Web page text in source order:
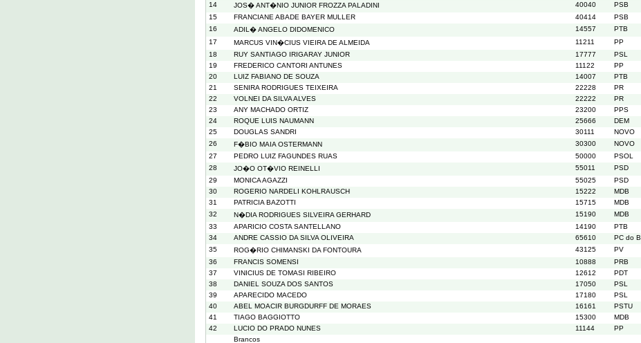
14
JOS� ANT�NIO JUNIOR FROZZA PALADINI 40040 PSB
15
FRANCIANE ABADE BAYER MULLER 40414 PSB
16
ADIL� ANGELO DIDOMENICO 14557 PTB
17
MARCUS VIN�CIUS VIEIRA DE ALMEIDA 11211 PP
18
RUY SANTIAGO IRIGARAY JUNIOR 17777 PSL
19
FREDERICO CANTORI ANTUNES 11122 PP
20
LUIZ FABIANO DE SOUZA 14007 PTB
21
SENIRA RODRIGUES TEIXEIRA 22228 PR
22
VOLNEI DA SILVA ALVES 22222 PR
23
ANY MACHADO ORTIZ 23200 PPS
24
ROQUE LUIS NAUMANN 25666 DEM
25
DOUGLAS SANDRI 30111 NOVO
26
F�BIO MAIA OSTERMANN 30300 NOVO
27
PEDRO LUIZ FAGUNDES RUAS 50000 PSOL
28
JO�O OT�VIO REINELLI 55011 PSD
29
MONICA AGAZZI 55025 PSD
30
ROGERIO NARDELI KOHLRAUSCH 15222 MDB
31
PATRICIA BAZOTTI 15715 MDB
32
N�DIA RODRIGUES SILVEIRA GERHARD 15190 MDB
33
APARICIO COSTA SANTELLANO 14190 PTB
34
ANDRE CASSIO DA SILVA OLIVEIRA 65610 PC do B
35
ROG�RIO CHIMANSKI DA FONTOURA 43125 PV
36
FRANCIS SOMENSI 10888 PRB
37
VINICIUS DE TOMASI RIBEIRO 12612 PDT
38
DANIEL SOUZA DOS SANTOS 17050 PSL
39
APARECIDO MACEDO 17180 PSL
40
ABEL MOACIR BURGDURFF DE MORAES 16161 PSTU
41
TIAGO BAGGIOTTO 15300 MDB
42
LUCIO DO PRADO NUNES 11144 PP
Brancos